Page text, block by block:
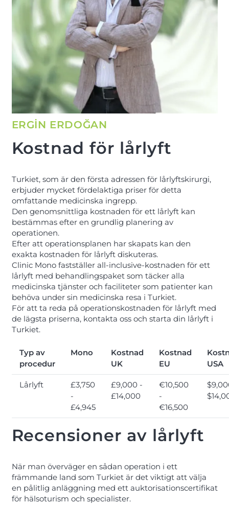
ERGİN ERDOĞAN
Kostnad för lårlyft
Turkiet, som är den första adressen för lårlyftskirurgi,
erbjuder mycket fördelaktiga priser för detta
omfattande medicinska ingrepp.
Den genomsnittliga kostnaden för ett lårlyft kan
bestämmas efter en grundlig planering av
operationen.
Efter att operationsplanen har skapats kan den
exakta kostnaden för lårlyft diskuteras.
Clinic Mono fastställer all-inclusive-kostnaden för ett
lårlyft med behandlingspaket som täcker alla
medicinska tjänster och faciliteter som patienter kan
behöva under sin medicinska resa i Turkiet.
För att ta reda på operationskostnaden för lårlyft med
de lägsta priserna, kontakta oss och starta din lårlyft i
Turkiet.
Typ av
procedur
Mono
Kostnad
UK
Kostnad
EU
USA
Lårlyft
£3,750
-
£4,945
£9,000 -
£14,000
€10,500
-
€16,500
Recensioner av lårlyft
När man överväger en sådan operation i ett
främmande land som Turkiet är det viktigt att välja
en pålitlig anläggning med ett auktorisationscertifikat
för hälsoturism och specialister.